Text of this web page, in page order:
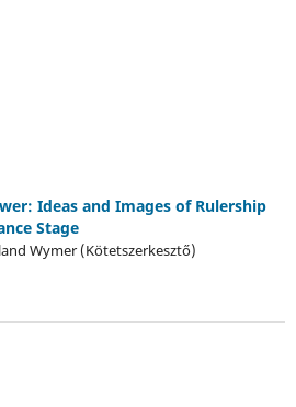
Ideas and Images of Rulership
Stage
Wymer (Kötetszerkesztő)